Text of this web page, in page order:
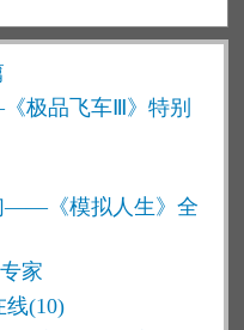
极品飞车Ⅲ》特别
——《模拟人生》全
家
线(10)